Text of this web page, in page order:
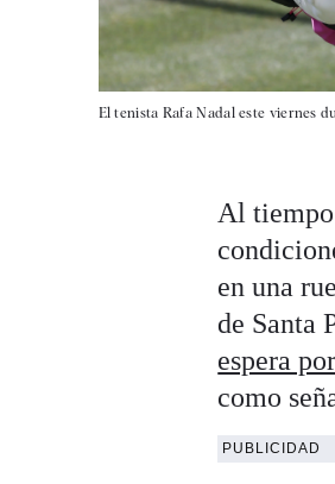
El tenista Rafa Nadal este viernes
Al
en una
de Santa
espera
como
PUBLICIDAD